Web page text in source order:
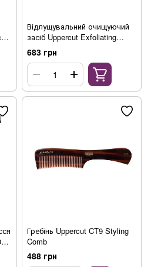
Відлущувальний очищуючий
засіб Uppercut Exfoliating
Cleanser, 120 мл
683 грн
Гребінь Uppercut CT9 Styling
Comb
488 грн